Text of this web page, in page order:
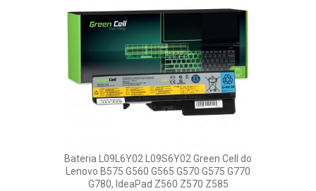
Bateria L09L6Y02 L09S6Y02 Green Cell do
Lenovo B575 G560 G565 G570 G575 G770
G780, IdeaPad Z560 Z570 Z585